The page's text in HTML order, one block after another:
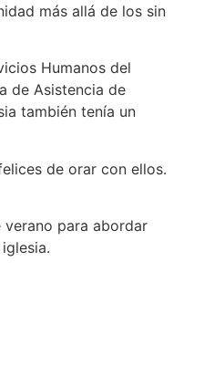
más allá de los sin
Humanos del
de Asistencia de
también tenía un
de orar con ellos.
verano para abordar